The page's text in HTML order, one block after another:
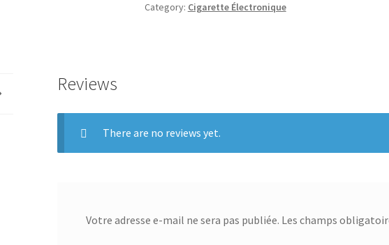
Category: Cigarette Électronique
Reviews
There are no reviews yet.
Votre adresse e-mail ne sera pas publiée. Les champs